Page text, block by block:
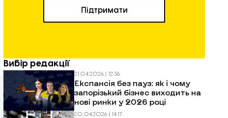
Підтримати
Вибір редакції
21.04.2026 | 12:36
Експансія без пауз: як і чому
запорізький бізнес виходить на
нові ринки у 2026 році
20.04.2026 | 14:17